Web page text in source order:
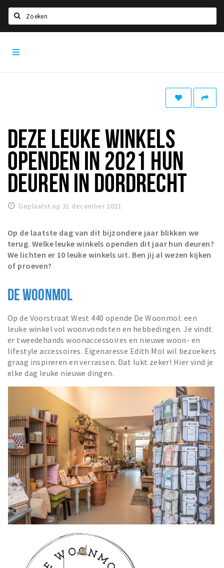
Home
Leuke tips & trends
Interviews
Eten
Slapen
Recreatief
Winkels
Winkelgebieden
Parkeren
Musea, theaters & podia
Uitjes & activiteiten
Toeristische routes
Sport
Inloggen
DEZE LEUKE WINKELS
OPENDEN IN 2021 HUN
DEUREN IN DORDRECHT
Geplaatst op 31 december 2021
Op de laatste dag van dit bijzondere jaar blikken we
terug. Welke leuke winkels openden dit jaar hun deuren?
We lichten er 10 leuke winkels uit. Ben jij al wezen kijken
of proeven?
DE WOONMOL
Op de Voorstraat West 440 opende De Woonmol: een
leuke winkel vol woonvondsten en hebbedingen. Je vindt
er tweedehands woonaccessoires en nieuwe woon- en
lifestyle accessoires. Eigenaresse Edith Mol wil bezoekers
graag inspireren en verrassen. Dat lukt zeker! Hier vind je
elke dag leuke nieuwe dingen.